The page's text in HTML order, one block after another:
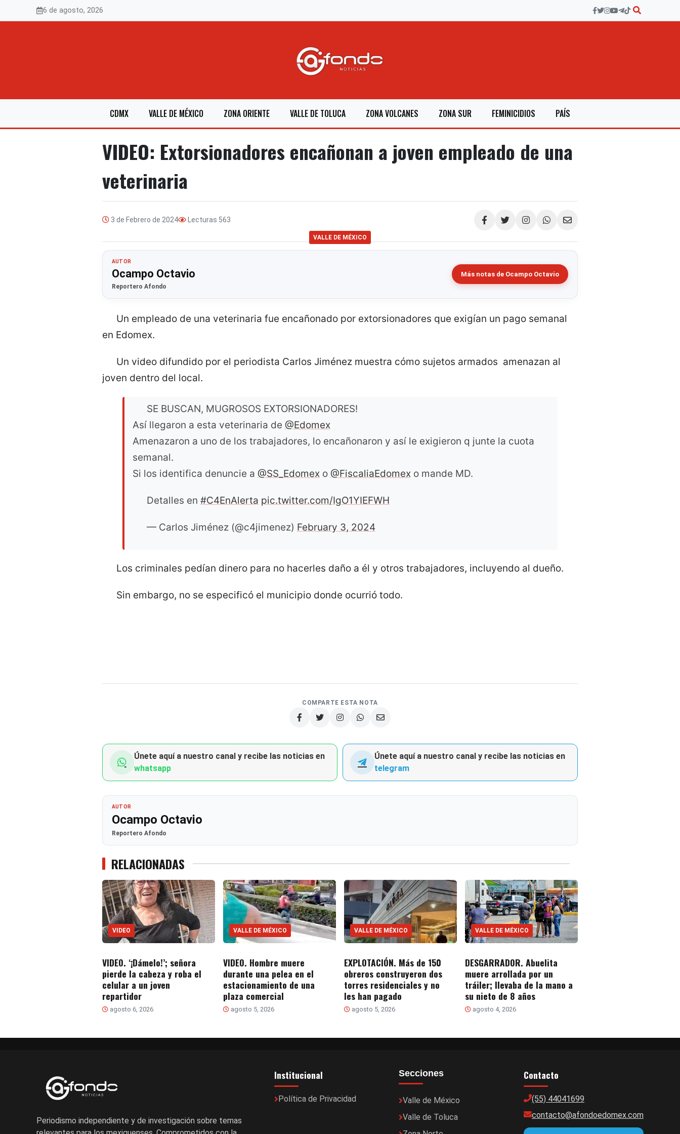
6 de agosto, 2026
CDMX VALLE DE MÉXICO ZONA ORIENTE VALLE DE TOLUCA ZONA VOLCANES ZONA SUR FEMINICIDIOS PAÍS
VIDEO: Extorsionadores encañonan a joven empleado de una
veterinaria
3 de Febrero de 2024 Lecturas 563
Compartir
VALLE DE MÉXICO
AUTOR
Ocampo Octavio
Reportero Afondo
Más notas de Ocampo Octavio
Un empleado de una veterinaria fue encañonado por extorsionadores que exigían un pago semanal
en Edomex.
Un video difundido por el periodista Carlos Jiménez muestra cómo sujetos armados amenazan al
joven dentro del local.
SE BUSCAN, MUGROSOS EXTORSIONADORES!
Así llegaron a esta veterinaria de @Edomex
Amenazaron a uno de los trabajadores, lo encañonaron y así le exigieron q junte la cuota
semanal.
Si los identifica denuncie a @SS_Edomexo @FiscaliaEdomexo mande MD.
Detalles en#C4EnAlerta pic.twitter.com/IgO1YIEFWH
— Carlos Jiménez (@c4jimenez) February 3, 2024
Los criminales pedían dinero para no hacerles daño a él y otros trabajadores, incluyendo al dueño.
Sin embargo, no se especificó el municipio donde ocurrió todo.
COMPARTE ESTA NOTA
Únete aquí a nuestro canal y recibe las noticias en
whatsapp
Únete aquí a nuestro canal y recibe las noticias en
telegram
AUTOR
Ocampo Octavio
Reportero Afondo
RELACIONADAS
VIDEO
VIDEO. ‘¡Dámelo!’; señora
pierde la cabeza y roba el
celular a un joven
repartidor
agosto 6, 2026
VALLE DE MÉXICO
VIDEO. Hombre muere
durante una pelea en el
estacionamiento de una
plaza comercial
agosto 5, 2026
VALLE DE MÉXICO
EXPLOTACIÓN. Más de 150
obreros construyeron dos
torres residenciales y no
les han pagado
agosto 5, 2026
VALLE DE MÉXICO
DESGARRADOR. Abuelita
muere arrollada por un
tráiler; llevaba de la mano a
su nieto de 8 años
agosto 4, 2026
Periodismo independiente y de investigación sobre temas
Institucional
Política de Privacidad
Secciones
Valle de México
Valle de Toluca
Contacto
(55) 44041699
contacto@afondoedomex.com